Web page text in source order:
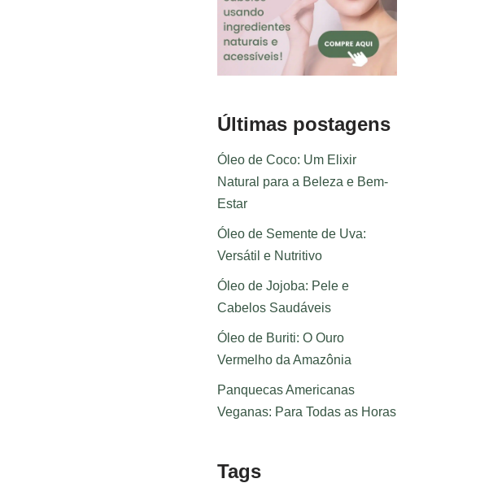
Últimas postagens
Óleo de Coco: Um Elixir
Natural para a Beleza e Bem-
Estar
Óleo de Semente de Uva:
Versátil e Nutritivo
Óleo de Jojoba: Pele e
Cabelos Saudáveis
Óleo de Buriti: O Ouro
Vermelho da Amazônia
Panquecas Americanas
Veganas: Para Todas as Horas
Tags